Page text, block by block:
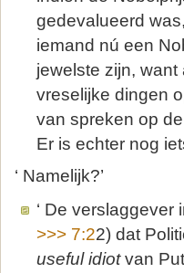
gedevalueerd
iemand nú een
jewelste zijn,
vreselijke dingen
van spreken op
Er is echter nog
‘ Namelijk?’
‘ De verslaggever
>>> 7:22) dat
useful idiotvan